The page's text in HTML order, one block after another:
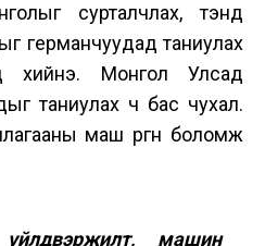
сурталчлах, тэнд
германчуудад таниулах
Монгол Улсад
таниулах ч бас чухал.
маш өргөн боломж
машин